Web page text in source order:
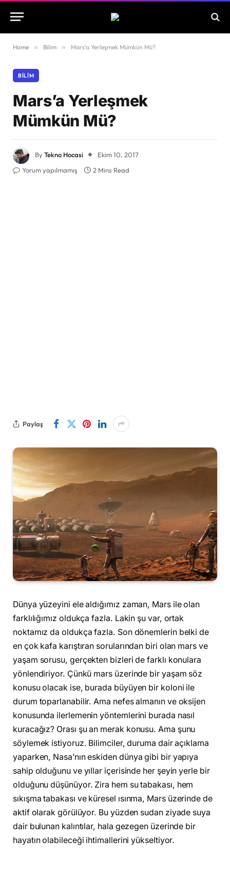
Home » Bilim » Mars’a Yerleşmek Mümkün Mü?
BILIM
Mars’a Yerleşmek
Mümkün Mü?
ByTekno Hocasi
Ekim 10, 2017
Yorum yapılmamış
2 Mins Read
Paylaş
Dünya yüzeyini ele aldığımız zaman, Mars ile olan
farklılığımız oldukça fazla. Lakin şu var, ortak
noktamız da oldukça fazla. Son dönemlerin belki de
en çok kafa karıştıran sorularından biri olan mars ve
yaşam sorusu, gerçekten bizleri de farklı konulara
yönlendiriyor. Çünkü mars üzerinde bir yaşam söz
konusu olacak ise, burada büyüyen bir koloni ile
durum toparlanabilir. Ama nefes almanın ve oksijen
konusunda ilerlemenin yöntemlerini burada nasıl
kuracağız? Orası şu an merak konusu. Ama şunu
söylemek istiyoruz. Bilimciler, duruma dair açıklama
yaparken, Nasa’nın eskiden dünya gibi bir yapıya
sahip olduğunu ve yıllar içerisinde her şeyin yerle bir
olduğunu düşünüyor. Zira hem su tabakası, hem
sıkışma tabakası ve küresel ısınma, Mars üzerinde de
aktif olarak görülüyor. Bu yüzden sudan ziyade suya
dair bulunan kalıntılar, hala gezegen üzerinde bir
hayatın olabileceği ihtimallerini yükseltiyor.